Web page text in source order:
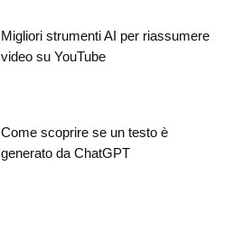
Migliori strumenti AI per riassumere
video su YouTube
Come scoprire se un testo è
generato da ChatGPT